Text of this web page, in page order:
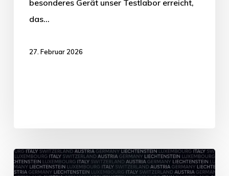
besonderes Gerät unser Testlabor erreicht,
das…
27. Februar 2026